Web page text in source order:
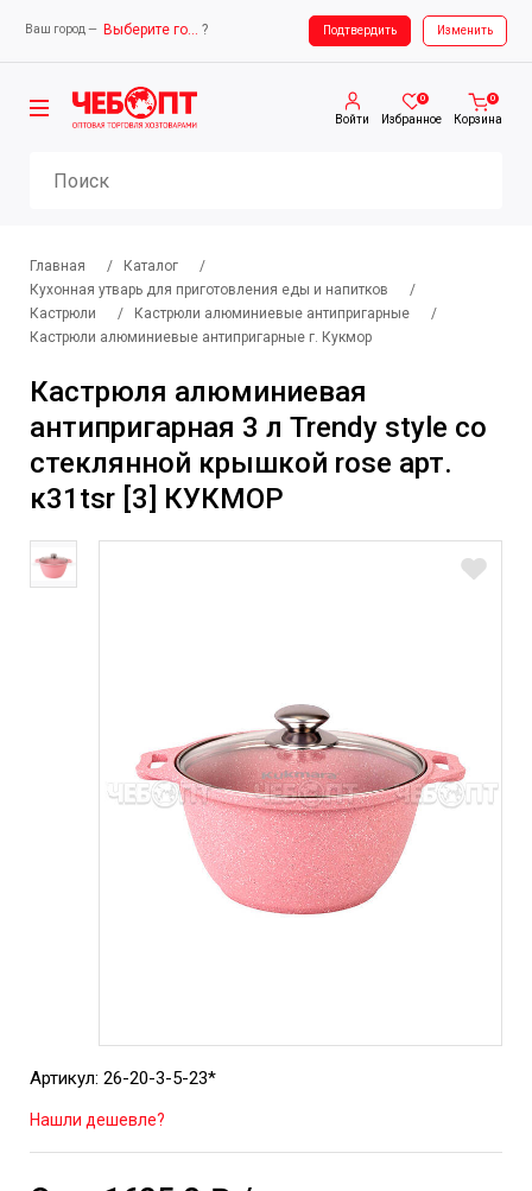
Ваш город — Выберите город ? Подтвердить Изменить
Ваш город — Выберите город
Войти
0
Избранное
0
Корзина
Главная / Каталог
/
Кухонная утварь для приготовления еды и напитков
/
Кастрюли
/ Кастрюли алюминиевые антипригарные
/
Кастрюли алюминиевые антипригарные г. Кукмор
Кастрюля алюминиевая
антипригарная 3 л Trendy style со
стеклянной крышкой rose арт.
к31tsr [3] КУКМОР
Артикул: 26-20-3-5-23*
Нашли дешевле?